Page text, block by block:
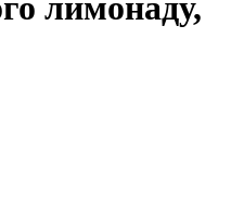
лимонаду,